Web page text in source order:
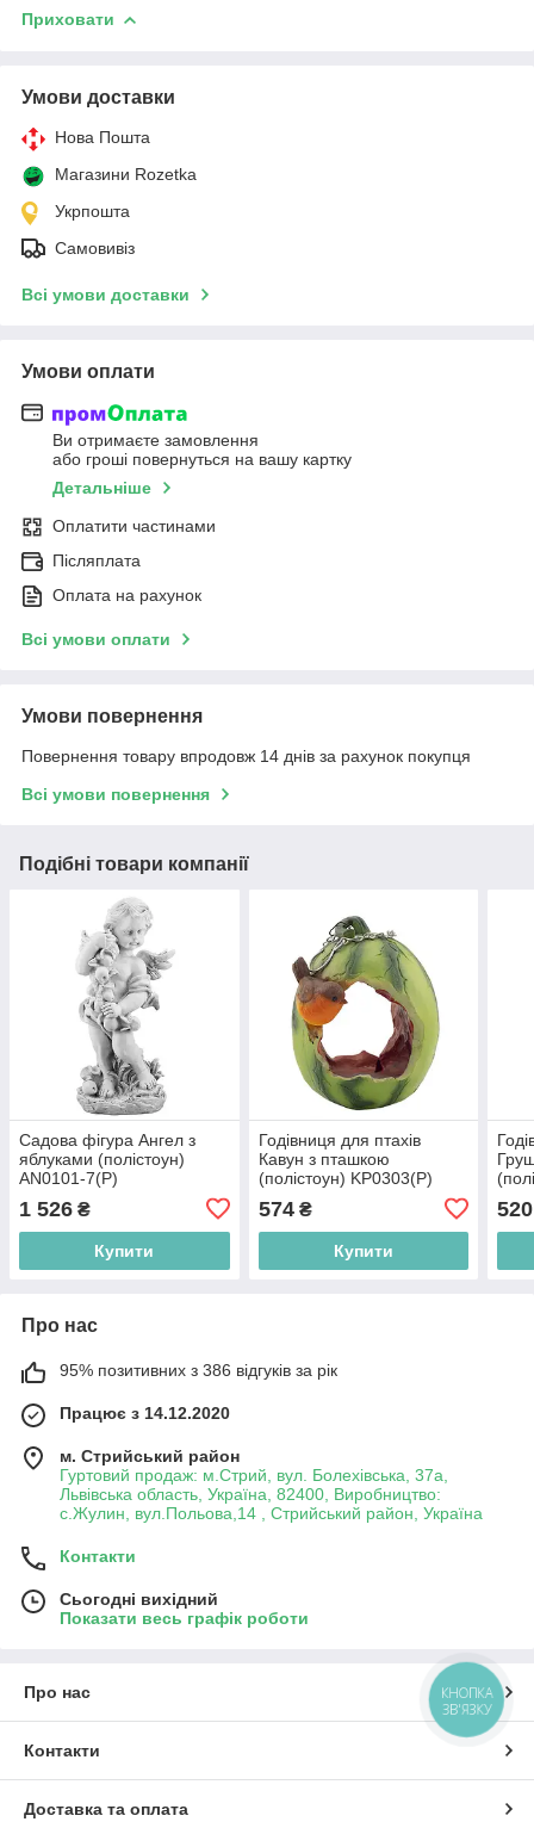
Приховати
Умови доставки
Нова Пошта
Магазини Rozetka
Укрпошта
Самовивіз
Всі умови доставки
Умови оплати
Ви отримаєте замовлення
або гроші повернуться на вашу картку
Детальніше
Оплатити частинами
Післяплата
Оплата на рахунок
Всі умови оплати
Умови повернення
Повернення товару впродовж 14 днів за рахунок покупця
Всі умови повернення
Подібні товари компанії
Садова фігура Ангел з
яблуками (полістоун)
AN0101-7(P)
1 526 ₴
Купити
Годівниця для птахів
Кавун з пташкою
(полістоун) KP0303(P)
574₴
Купити
520
Про нас
95% позитивних з 386 відгуків за рік
Працює з 14.12.2020
м. Стрийський район
Гуртовий продаж: м.Стрий, вул. Болехівська, 37а,
Львівська область, Україна, 82400, Виробництво:
с.Жулин, вул.Польова,14 , Стрийський район, Україна
Контакти
Сьогодні вихідний
Показати весь графік роботи
Про нас
Контакти
Доставка та оплата
КНОПКА
ЗВ'ЯЗКУ